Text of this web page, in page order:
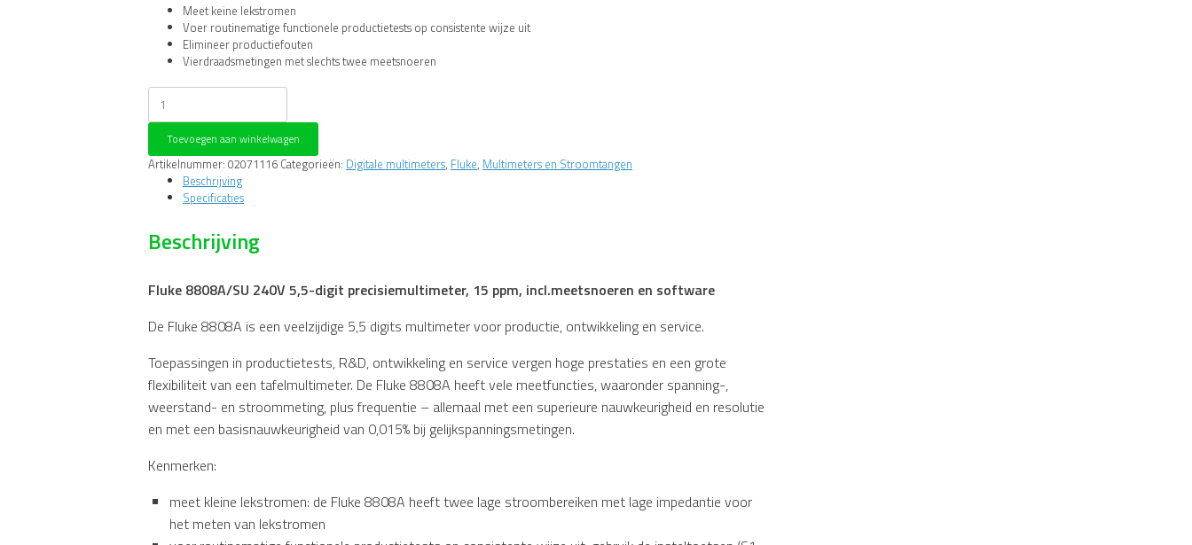
Meet keine lekstromen
Voer routinematige functionele productietests op consistente wijze uit
Elimineer productiefouten
Vierdraadsmetingen met slechts twee meetsnoeren
Fluke
8808A/SU
240V
digit
precisiemultimeter,
meetsnoeren
aantal
Toevoegen aan winkelwagen
Artikelnummer: 02071116 Categorieën: Digitale multimeters, Fluke, Multimeters en Stroomtangen
Beschrijving
Specificaties
Beschrijving
Fluke 8808A/SU 240V 5,5-digit precisiemultimeter, 15 ppm, incl.meetsnoeren en software
De Fluke 8808A is een veelzijdige 5,5 digits multimeter voor productie, ontwikkeling en service.
Toepassingen in productietests, R&D, ontwikkeling en service vergen hoge prestaties en een grote
flexibiliteit van een tafelmultimeter. De Fluke 8808A heeft vele meetfuncties, waaronder spanning-,
weerstand- en stroommeting, plus frequentie – allemaal met een superieure nauwkeurigheid en resolutie
en met een basisnauwkeurigheid van 0,015% bij gelijkspanningsmetingen.
Kenmerken:
meet kleine lekstromen: de Fluke 8808A heeft twee lage stroombereiken met lage impedantie voor
het meten van lekstromen